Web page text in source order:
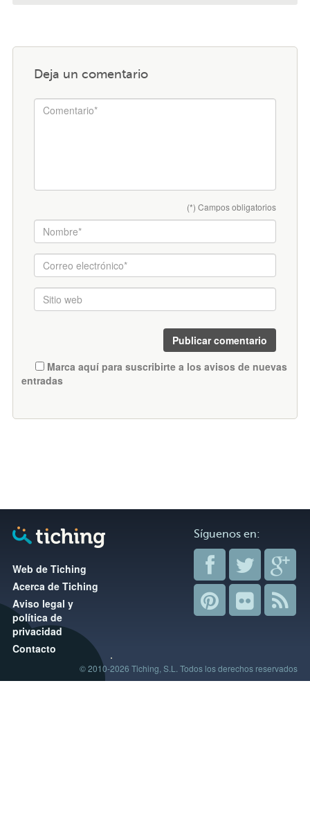
Deja un comentario
(*) Campos obligatorios
Marca aquí para suscribirte a los avisos de nuevas
entradas
Web de Tiching
Acerca de Tiching
Aviso legal y
política de
privacidad
Contacto
Síguenos en:
© 2010-2026 Tiching, S.L. Todos los derechos reservados